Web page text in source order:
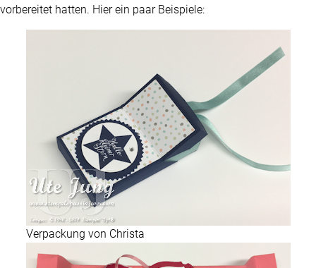
vorbereitet hatten. Hier ein paar Beispiele:
Verpackung von Christa